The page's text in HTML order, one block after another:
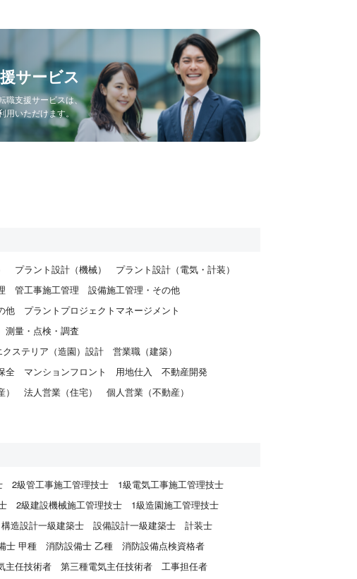
サービス
職支援サービスは、
用いただけます。
プラント設計（機械）
プラント設計（電気・計装）
管工事施工管理
設備施工管理・その他
他
プラントプロジェクトマネージメント
測量・点検・調査
クステリア（造園）設計
営業職（建築）
全 マンションフロント 用地仕入
不動産開発
法人営業（住宅）
個人営業（不動産）
2級管工事施工管理技士
1級電気工事施工管理技士
2級建設機械施工管理技士
1級造園施工管理技士
構造設計一級建築士 設備設計一級建築士
計装士
士 甲種 消防設備士 乙種
消防設備点検資格者
主任技術者 第三種電気主任技術者
工事担任者